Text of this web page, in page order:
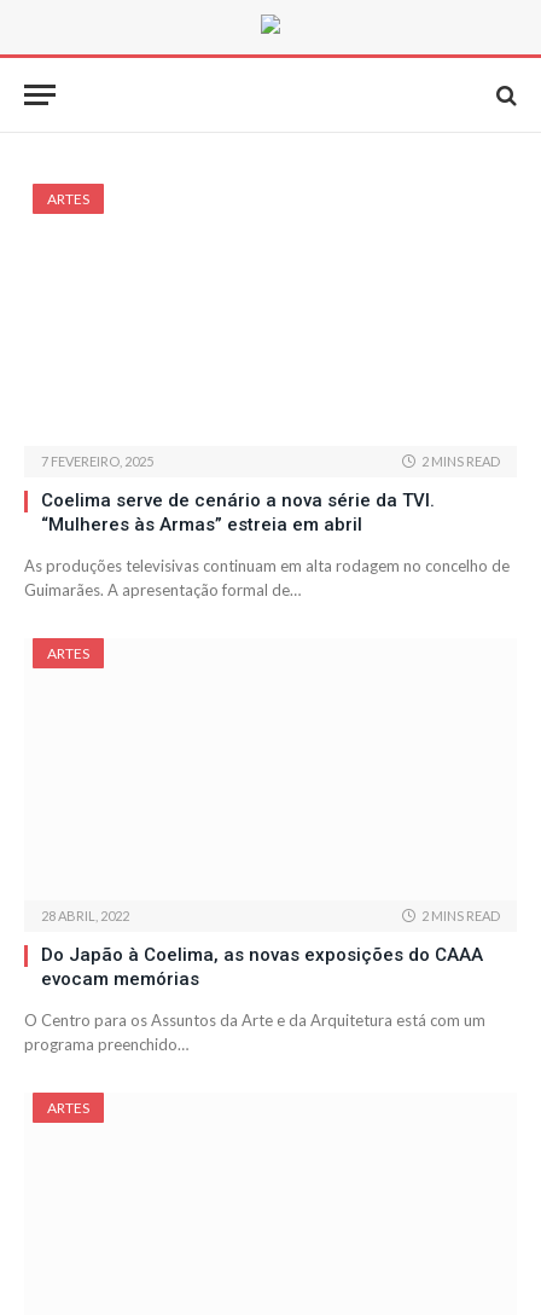
ARTES
7 FEVEREIRO, 2025 2 MINS READ
Coelima serve de cenário a nova série da TVI.
“Mulheres às Armas” estreia em abril
As produções televisivas continuam em alta rodagem no concelho de
Guimarães. A apresentação formal de…
ARTES
28 ABRIL, 2022 2 MINS READ
Do Japão à Coelima, as novas exposições do CAAA
evocam memórias
O Centro para os Assuntos da Arte e da Arquitetura está com um
programa preenchido…
ARTES